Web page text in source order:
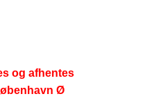
og afhentes
Ø